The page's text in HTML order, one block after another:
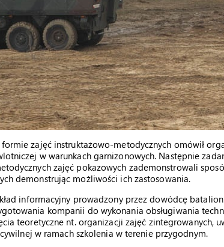
formie zajęć instruktażowo-metodycznych omówił
w warunkach garnizonowych. Następnie
zajęć pokazowych zademonstrowali
demonstrując możliwości ich zastosowania.
informacyjny prowadzony przez dowódcę
kompanii do wykonania obsługiwania
teoretyczne nt. organizacji zajęć zintegrowanych,
w ramach szkolenia w terenie przygodnym.